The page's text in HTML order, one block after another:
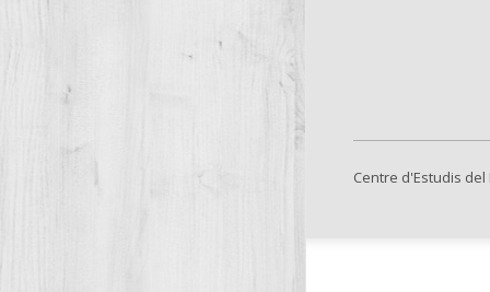
Centre d'Estudis